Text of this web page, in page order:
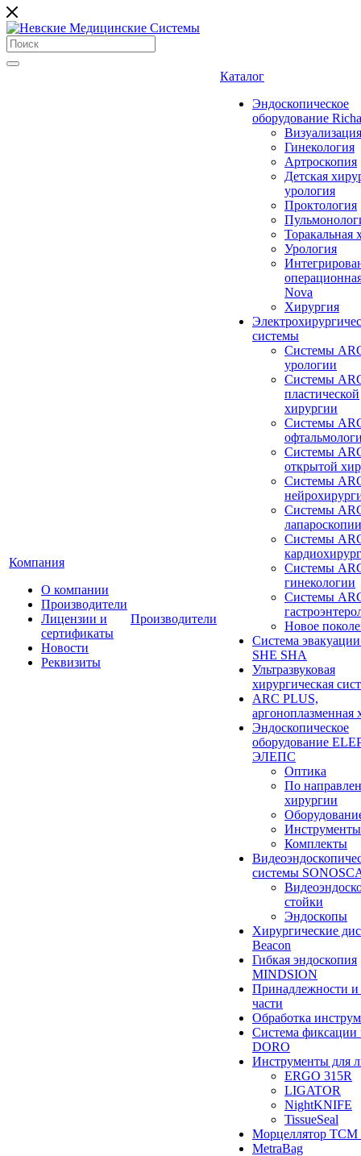
Компания
О компании
Производители
Лицензии и
сертификаты
Новости
Реквизиты
Производители
Каталог
Эндоскопическое
оборудование
Визуализация
Гинекология
Артроскопия
Детская
урология
Проктология
Торакальная
Урология
Nova
Хирургия
системы
Системы
урологии
Системы
пластической
хирургии
Системы
Системы
открытой
Системы
Системы
лапароскопии
Системы
Системы
гинекологии
Системы
Новое
Система
SHE SHA
Ультразвуковая
хирургическая
ARC PLUS,
аргоноплазменная
Эндоскопическое
оборудование
ЭЛЕПС
Оптика
По
хирургии
Инструменты
Комплекты
системы
стойки
Эндоскопы
Хирургические
Beacon
Гибкая эндоскопия
MINDSION
Принадлежности и
части
Обработка
Система фиксации
DORO
Инструменты для
ERGO 315R
LIGATOR
NightKNIFE
TissueSeal
Морцеллятор ТСМ
MetraBag